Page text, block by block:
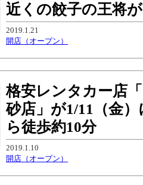
近くの餃子の王将
2019.1.21
開店（オープン）
格安レンタカー店
砂店」が1/11（金
ら徒歩約10分
2019.1.10
開店（オープン）